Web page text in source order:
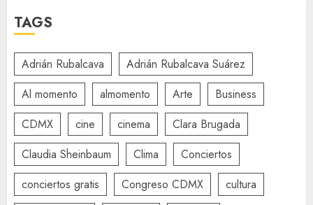
TAGS
Adrián Rubalcava
Adrián Rubalcava Suárez
Al momento
almomento Arte
Business
CDMX
cine cinema
Clara Brugada
Claudia Sheinbaum
Clima
Conciertos
conciertos gratis
Congreso CDMX
cultura